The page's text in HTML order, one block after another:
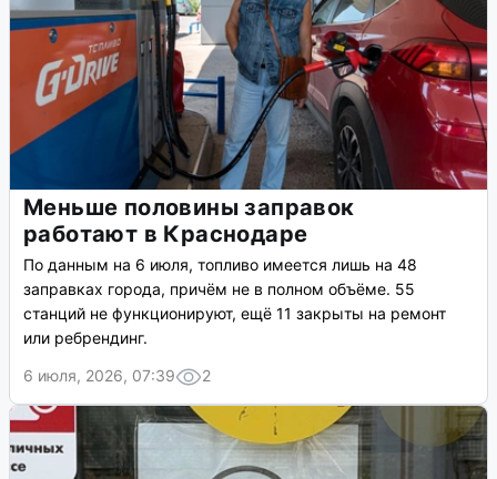
Меньше половины заправок
работают в Краснодаре
По данным на 6 июля, топливо имеется лишь на 48
заправках города, причём не в полном объёме. 55
станций не функционируют, ещё 11 закрыты на ремонт
или ребрендинг.
6 июля, 2026, 07:39
2